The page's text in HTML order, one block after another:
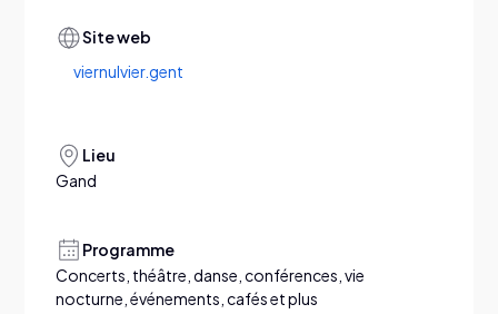
Site web
viernulvier.gent
Lieu
Gand
Programme
Concerts, théâtre, danse, conférences, vie
nocturne, événements, cafés et plus